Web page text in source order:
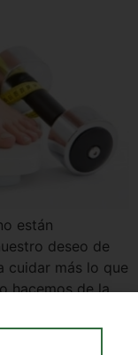
están
deseo de
cuidar más lo que
hacemos de la
alguna
problemas de